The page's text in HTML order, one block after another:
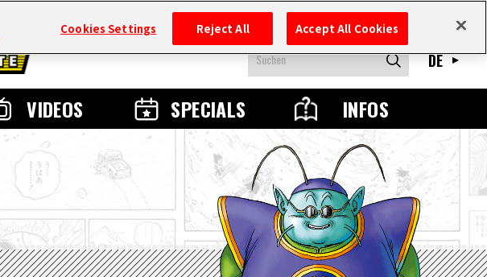
VIDEOS SPECIALS INFOS
DE
Cookies Settings Reject All Accept All Cookies